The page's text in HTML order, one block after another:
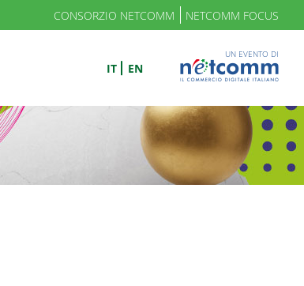
CONSORZIO NETCOMM NETCOMM FOCUS
IT EN
UN EVENTO DI